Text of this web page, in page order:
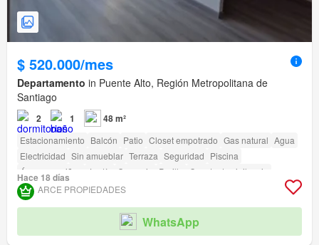
$ 520.000/mes
Departamento in Puente Alto, Región Metropolitana de
Santiago
2 1 48 m²
Estacionamiento Balcón Patio Closet empotrado Gas natural Agua
Electricidad Sin amueblar Terraza Seguridad Piscina
Área para niños
Jardín Conserje Parilla
Caseta de vigilancia
Acceso para personas con discapacidad
Hace 18 días
ARCE PROPIEDADES
WhatsApp